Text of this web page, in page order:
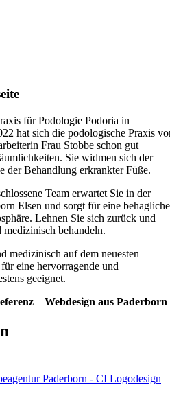
für Podologie Podoria in
hat sich die podologische Praxis
Frau Stobbe schon gut
Sie widmen sich der
der Behandlung erkrankter Füße.
Team erwartet Sie in der
Elsen und sorgt für eine behagliche
Lehnen Sie sich zurück und
behandeln.
medizinisch auf dem neuesten
eine hervorragende und
geeignet.
– Webdesign aus Paderborn